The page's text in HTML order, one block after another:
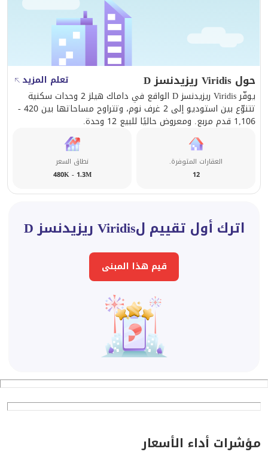
حول Viridis ريزيدنسز D
تعلم المزيد
يوفّر Viridis ريزيدنسز D الواقع في داماك هيلز 2 وحدات سكنية
تتنوّع بين استوديو إلى 2 غرف نوم، وتتراوح مساحاتها بين 420 -
1,106 قدم مربع. ومعروض حاليًا للبيع 12 وحدة.
العقارات المتوفرة.
12
نطاق السعر
480K - 1.3M
اترك أول تقييم لViridis ريزيدنسز D
قيم هذا المبنى
مؤشرات أداء الأسعار